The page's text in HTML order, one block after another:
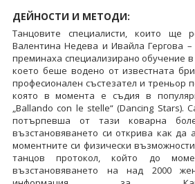
ДЕЙНОСТИ И МЕТОДИ:
Танцовите специалисти, които ще
Валентина Недева и Ивайла Гергова –
преминаха специализирано обучение
което беше водено от известната
професионален състезател и треньор
която в момента е съдия в
„Ballando con le stelle“ (Dancing Stars).
потърпевша от тази коварна
възстановяването си открива как да
моментните си физически
танцов протокол, който до
възстановяването на над 2000